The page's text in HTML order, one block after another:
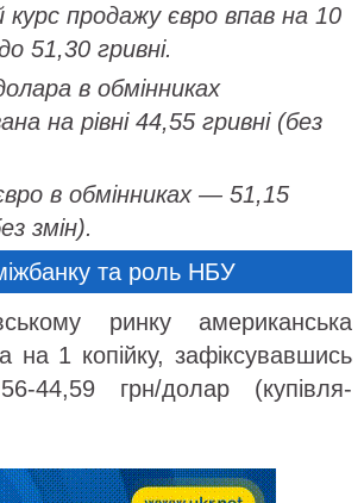
курс продажу євро впав на 10
51,30 гривні.
в обмінниках
на рівні 44,55 гривні (без
в обмінниках — 51,15
змін).
та роль НБУ
ринку американська
на 1 копійку, зафіксувавшись
44,59 грн/долар (купівля-